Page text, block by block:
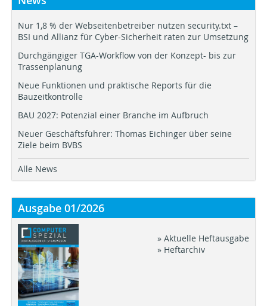
Nur 1,8 % der Webseitenbetreiber nutzen security.txt –
BSI und Allianz für Cyber-Sicherheit raten zur Umsetzung
Durchgängiger TGA-Workflow von der Konzept- bis zur
Trassenplanung
Neue Funktionen und praktische Reports für die
Bauzeitkontrolle
BAU 2027: Potenzial einer Branche im Aufbruch
Neuer Geschäftsführer: Thomas Eichinger über seine
Ziele beim BVBS
Alle News
Ausgabe 01/2026
» Aktuelle Heftausgabe
» Heftarchiv